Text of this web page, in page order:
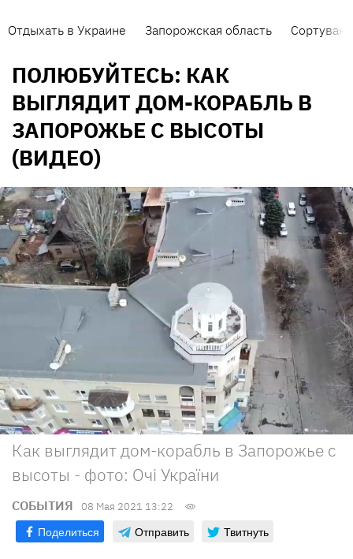
Отдыхать в Украине Запорожская область
ПОЛЮБУЙТЕСЬ: КАК
ВЫГЛЯДИТ ДОМ-КОРАБЛЬ В
ЗАПОРОЖЬЕ С ВЫСОТЫ
(ВИДЕО)
Как выглядит дом-корабль в Запорожье с
высоты - фото: Очі України
СОБЫТИЯ 08 Мая 2021 13:22
Поделиться Отправить Твитнуть